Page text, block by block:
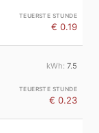
€ 0.19
7.5
€ 0.23